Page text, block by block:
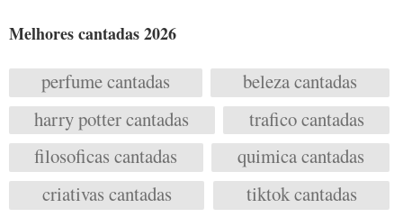
Melhores cantadas 2026
perfume cantadas
beleza cantadas
harry potter cantadas
trafico cantadas
filosoficas cantadas
quimica cantadas
criativas cantadas
tiktok cantadas